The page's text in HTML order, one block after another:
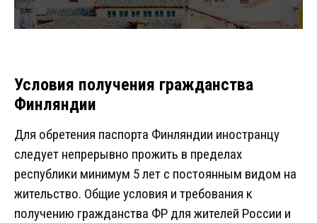
Условия получения гражданства
Финляндии
Для обретения паспорта Финляндии иностранцу
следует непрерывно прожить в пределах
республики минимум 5 лет с постоянным видом на
жительство. Общие условия и требования к
получению гражданства ФР для жителей России и